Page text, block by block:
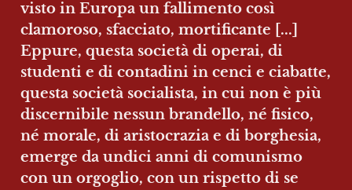
visto in Europa un fallimento così
clamoroso, sfacciato, mortificante [...]
Eppure, questa società di operai, di
studenti e di contadini in cenci e ciabatte,
questa società socialista, in cui non è più
discernibile nessun brandello, né fisico,
né morale, di aristocrazia e di borghesia,
emerge da undici anni di comunismo
con un orgoglio, con un rispetto di se